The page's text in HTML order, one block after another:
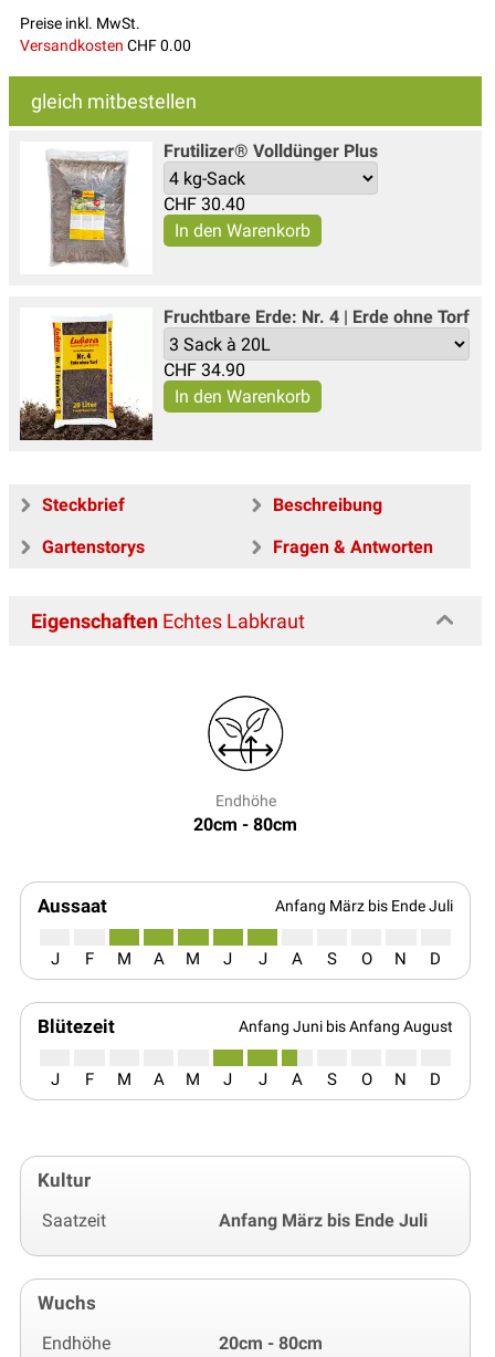
Preise inkl. MwSt.
Versandkosten CHF 0.00
gleich mitbestellen
Frutilizer® Volldünger Plus
CHF 30.40
Fruchtbare Erde: Nr. 4 | Erde ohne Torf
CHF 34.90
Steckbrief
Beschreibung
Gartenstorys
Fragen & Antworten
Eigenschaften Echtes Labkraut
Endhöhe
20cm - 80cm
Aussaat Anfang März bis Ende Juli
J F M A M J J A S O N D
Blütezeit Anfang Juni bis Anfang August
J F M A M J J A S O N D
Kultur
Saatzeit Anfang März bis Ende Juli
Wuchs
Endhöhe 20cm - 80cm